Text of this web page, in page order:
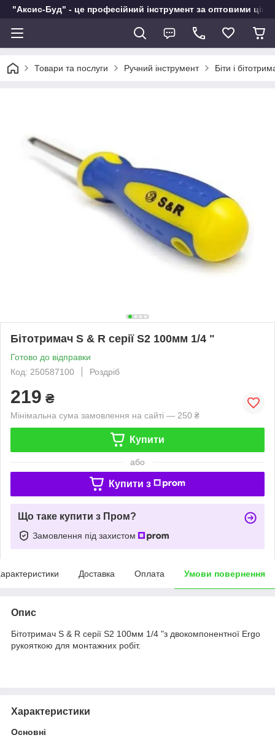
"Аксис-Буд" - це професійний інструмент за оптовими
Товари та послуги Ручний інструмент Біти і
Бітотримач S & R серії S2 100мм 1/4 "
Готово до відправки
Код: 250587100
Роздріб
219 ₴
Мінімальна сума замовлення на сайті — 250 ₴
Купити
або
Купити з
Що таке купити з Пром?
Замовлення під захистом
Доставка Оплата Умови повернення
Опис
Бітотримач S & R серії S2 100мм 1/4 "з двокомпонентної Ergo
рукояткою для монтажних робіт.
Характеристики
Основні